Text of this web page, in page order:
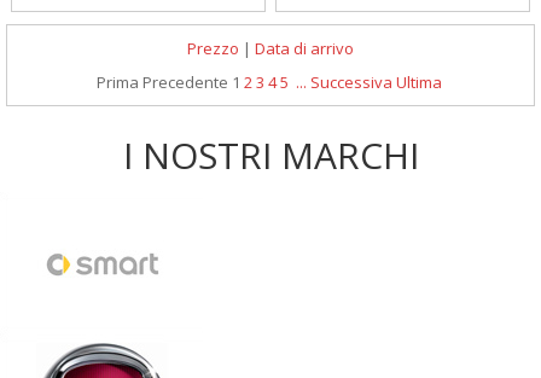
Prezzo | Data di arrivo
Prima Precedente 1 23 45 ... Successiva Ultima
I NOSTRI MARCHI